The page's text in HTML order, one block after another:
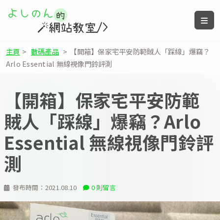
主頁 > 數碼產品 >
【開箱】保家宅平安防範賊人「踩線」爆竊？
Arlo Essential 無線視像門鈴評測
發布時間： 2021.08.10 0 則留言
【開箱】保家宅平安防範
賊人「踩線」爆竊？Arlo
Essential 無線視像門鈴評
測